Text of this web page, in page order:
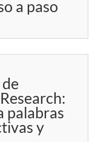
a paso
palabras
y